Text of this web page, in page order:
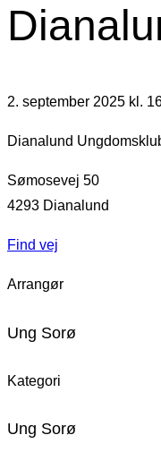
2. september 2025 kl.
Dianalund
Sømosevej 50
4293 Dianalund
Find vej
Arrangør
Ung Sorø
Kategori
Ung Sorø